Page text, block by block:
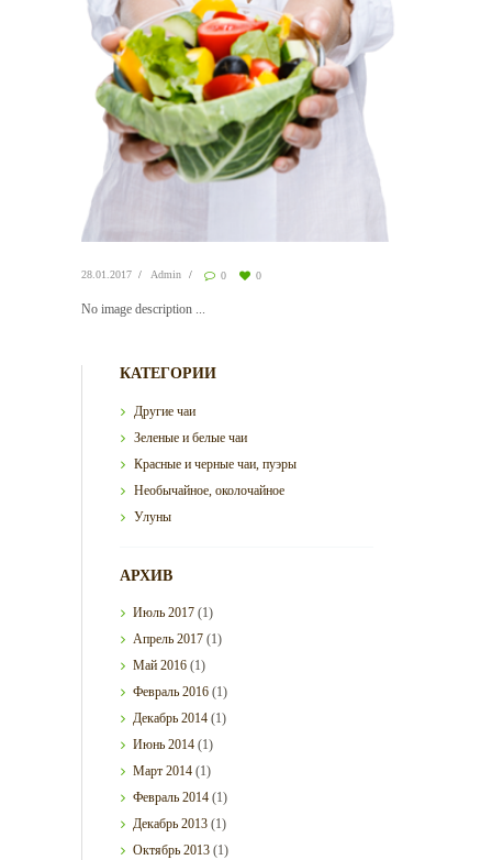
28.01.2017 Admin 0 0
No image description ...
КАТЕГОРИИ
Другие чаи
Зеленые и белые чаи
Красные и черные чаи, пуэры
Необычайное, околочайное
Улуны
АРХИВ
Июль2017 (1)
Апрель2017 (1)
Май2016 (1)
Февраль2016 (1)
Декабрь2014 (1)
Июнь2014 (1)
Март2014 (1)
Февраль2014 (1)
Декабрь2013 (1)
Октябрь2013 (1)